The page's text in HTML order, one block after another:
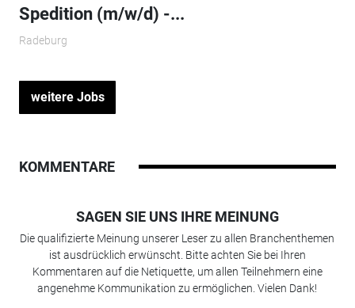
Spedition (m/w/d) -...
Radeburg
weitere Jobs
KOMMENTARE
SAGEN SIE UNS IHRE MEINUNG
Die qualifizierte Meinung unserer Leser zu allen Branchenthemen
ist ausdrücklich erwünscht. Bitte achten Sie bei Ihren
Kommentaren auf die Netiquette, um allen Teilnehmern eine
angenehme Kommunikation zu ermöglichen. Vielen Dank!